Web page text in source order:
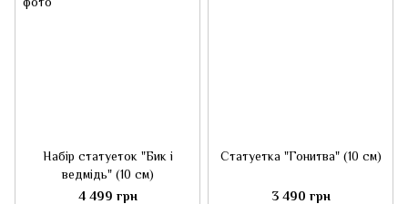
Набір статуеток "Бик і
ведмідь" (10 см)
4 499 грн
Статуетка "Гонитва" (10 см)
3 490 грн